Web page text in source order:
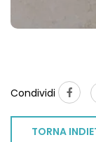
Condividi
TORNA